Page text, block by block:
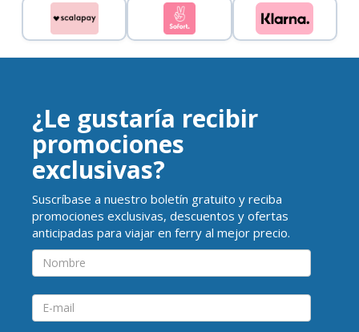
¿Le gustaría recibir
promociones
exclusivas?
Suscríbase a nuestro boletín gratuito y reciba
promociones exclusivas, descuentos y ofertas
anticipadas para viajar en ferry al mejor precio.